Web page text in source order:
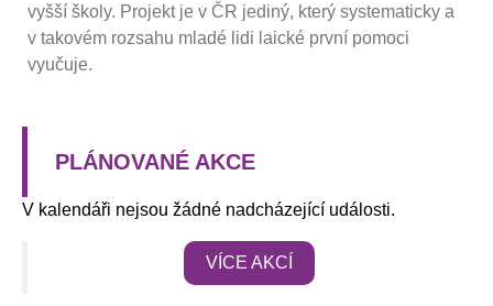
vyšší školy. Projekt je v ČR jediný, který systematicky a
v takovém rozsahu mladé lidi laické první pomoci
vyučuje.
PLÁNOVANÉ AKCE
V kalendáři nejsou žádné nadcházející události.
VÍCE AKCÍ